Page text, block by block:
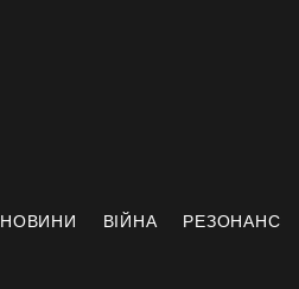
НОВИНИ ВІЙНА РЕЗОНАНС